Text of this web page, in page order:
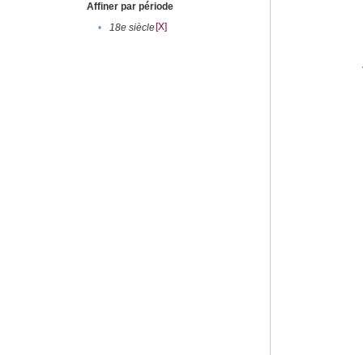
Affiner par période
•
18e siècle[X]